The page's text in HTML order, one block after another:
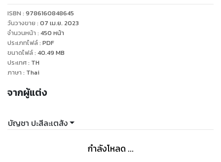
ไลบรารีที่สร้างมาสนับสนุนการทำงานให้เลือกใช้มากมาย เราจึงมี
ISBN : 9786160848645
วันวางขาย : 07 เม.ย. 2023
จำนวนหน้า : 450 หน้า
ประเภทไฟล์: PDF
ขนาดไฟล์: 40.49 MB
ประเทศ: TH
ภาษา : Thai
จากผู้แต่ง
บัญชา ปะสีละเตสัง
กำลังโหลด ...